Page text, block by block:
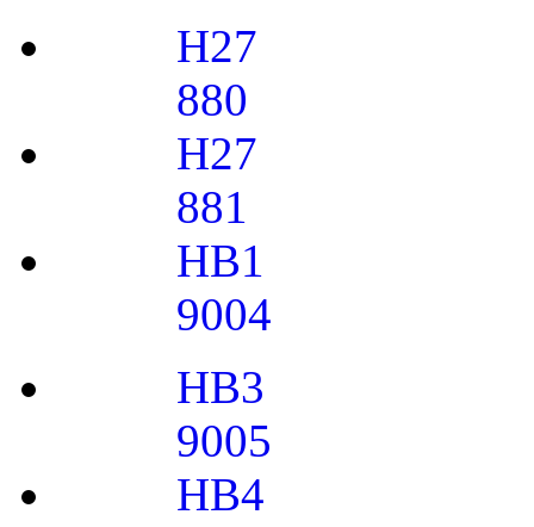
H27
880
H27
881
HB1
9004
HB3
9005
HB4